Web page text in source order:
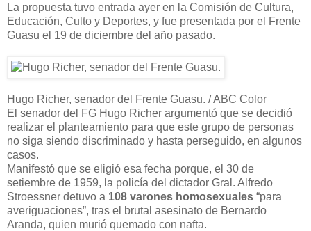
La propuesta tuvo entrada ayer en la Comisión de Cultura,
Educación, Culto y Deportes, y fue presentada por el Frente
Guasu el 19 de diciembre del año pasado.
Hugo Richer, senador del Frente Guasu. / ABC Color
El senador del FG Hugo Richer argumentó que se decidió
realizar el planteamiento para que este grupo de personas
no siga siendo discriminado y hasta perseguido, en algunos
casos.
Manifestó que se eligió esa fecha porque, el 30 de
setiembre de 1959, la policía del dictador Gral. Alfredo
Stroessner detuvo a 108 varones homosexuales “para
averiguaciones”, tras el brutal asesinato de Bernardo
Aranda, quien murió quemado con nafta.